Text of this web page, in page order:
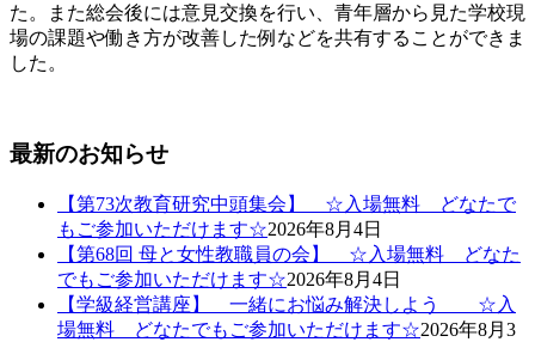
た。また総会後には意見交換を行い、青年層から見た学校現
場の課題や働き方が改善した例などを共有することができま
した。
最新のお知らせ
【第73次教育研究中頭集会】 ☆入場無料 どなたで
もご参加いただけます☆2026年8月4日
【第68回 母と女性教職員の会】 ☆入場無料 どなた
でもご参加いただけます☆2026年8月4日
【学級経営講座】 一緒にお悩み解決しよう ☆入
場無料 どなたでもご参加いただけます☆2026年8月3